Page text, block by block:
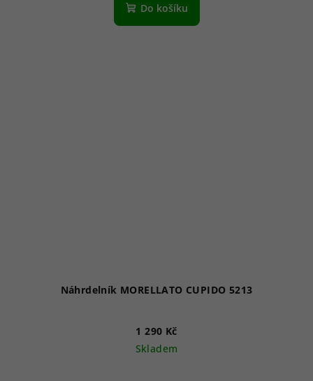
Do košíku
Náhrdelník MORELLATO CUPIDO 5213
1 290 Kč
Skladem